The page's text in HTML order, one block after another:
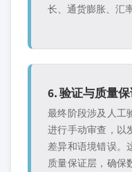
长、通货膨胀、汇率
6. 验证与质量
最终阶段涉及人工
进行手动审查，以
差异和语境错误。
质量保证层，确保